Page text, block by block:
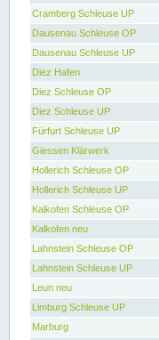
Cramberg Schleuse UP
Dausenau Schleuse OP
Dausenau Schleuse UP
Diez Hafen
Diez Schleuse OP
Diez Schleuse UP
Fürfurt Schleuse UP
Giessen Klärwerk
Hollerich Schleuse OP
Hollerich Schleuse UP
Kalkofen Schleuse OP
Kalkofen neu
Lahnstein Schleuse OP
Lahnstein Schleuse UP
Leun neu
Limburg Schleuse UP
Marburg